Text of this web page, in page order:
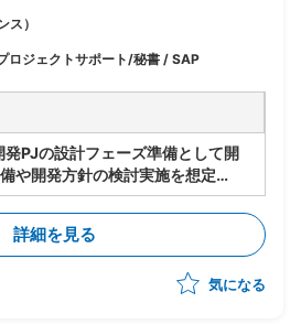
ス）
ロジェクトサポート/秘書 / SAP
PJの設計フェーズ準備として開
や開発方針の検討実施を想定
は設計フェーズに向けた準備を担
においてはニアショア・オフショ
担当
を中心に、開発全体のリードを担
詳細を見る
気になる